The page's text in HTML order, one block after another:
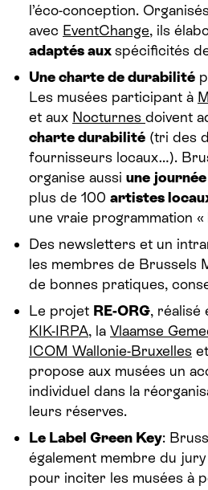
l’éco-conception.
avec EventChange, ils
adaptés auxspécificités
Unecharte de durabilité
Les musées participant à
et aux Nocturnes doivent
charte durabilité (tri des
fournisseurs locaux…).
organise aussi une
plus de 100 artistes
une vraie programmation «
Des newsletters et un
les membres de Brussels
de bonnes pratiques,
Le projet RE-ORG, réalisé
KIK-IRPA, la Vlaamse
ICOM Wallonie-Bruxelles et
propose aux musées un
individuel dans la
leurs réserves.
Le Label Green Key:
également membre du
pour inciter les musées à